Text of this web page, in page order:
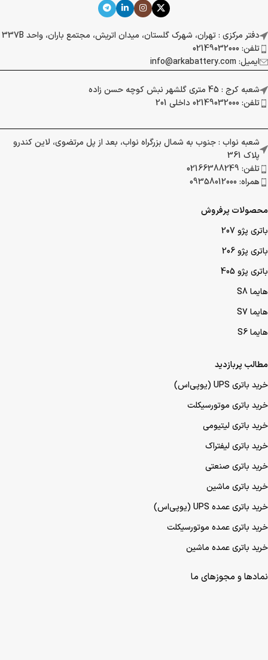
دفتر مرکزی : تهران، شهرک گلستان، میدان اتریش، مجتمع باران، واحد 337B
تلفن: 02149032000
ایمیل: info@arkabattery.com
شعبه کرج : 45 متری گلشهر نبش کوچه حسن زاده
تلفن: 02149032000 داخلی 201
شعبه نواب : جنوب به شمال بزرگراه نواب، بعد از پل مرتضوی، لاین کندرو
پلاک 361
تلفن: 02166388249
همراه: 09358012000
محصولات پرفروش
باتری پژو 207
باتری پژو 206
باتری پژو 405
هایما S8
هایما S7
هایما S6
مطالب پربازدید
خرید باتری UPS (یو‌پی‌اس)
خرید باتری موتورسیکلت
خرید باتری لیتیومی
خرید باتری لیفتراک
خرید باتری صنعتی
خرید باتری ماشین
خرید باتری عمده UPS (یو‌پی‌اس)
خرید باتری عمده موتورسیکلت
خرید باتری عمده ماشین
نمادها و مجوزهای ما